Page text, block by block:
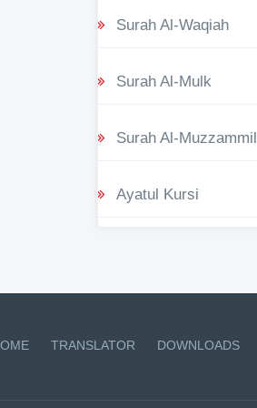
Surah Al-Waqiah
Surah Al-Mulk
Surah Al-Muzzammil
Ayatul Kursi
TRANSLATOR DOWNLOADS